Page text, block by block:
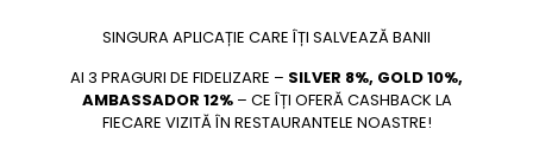
SINGURA APLICAȚIE CARE ÎȚI SALVEAZĂ BANII
AI 3 PRAGURI DE FIDELIZARE – SILVER 8%, GOLD 10%,
AMBASSADOR 12%– CE ÎȚI OFERĂ CASHBACK LA
FIECARE VIZITĂ ÎN RESTAURANTELE NOASTRE!